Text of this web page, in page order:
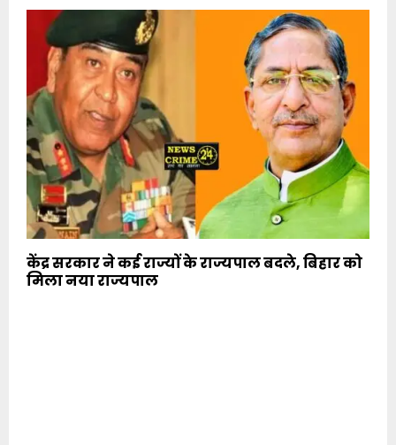
केंद्र सरकार ने कई राज्यों के राज्यपाल बदले, बिहार को
मिला नया राज्यपाल